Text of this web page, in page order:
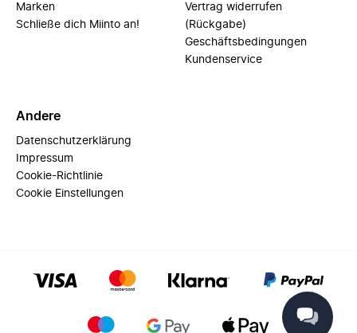
Marken
Schließe dich Miinto an!
Vertrag widerrufen
(Rückgabe)
Geschäftsbedingungen
Kundenservice
Andere
Datenschutzerklärung
Impressum
Cookie-Richtlinie
Cookie Einstellungen